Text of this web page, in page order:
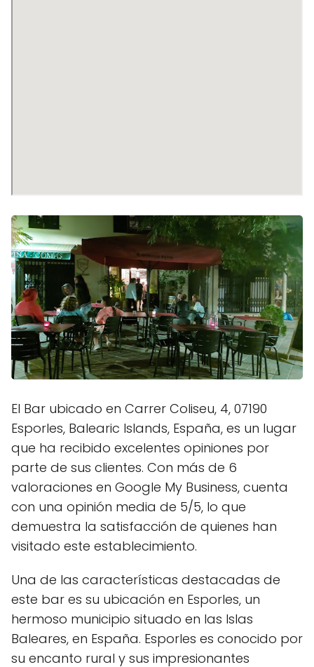
El Bar ubicado en Carrer Coliseu, 4, 07190
Esporles, Balearic Islands, España, es un lugar
que ha recibido excelentes opiniones por
parte de sus clientes. Con más de 6
valoraciones en Google My Business, cuenta
con una opinión media de 5/5, lo que
demuestra la satisfacción de quienes han
visitado este establecimiento.
Una de las características destacadas de
este bar es su ubicación en Esporles, un
hermoso municipio situado en las Islas
Baleares, en España. Esporles es conocido por
su encanto rural y sus impresionantes